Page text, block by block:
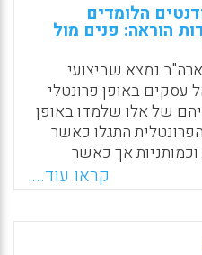
הלומדים
הוראה: פנים מול
נמצא שביצועי
עסקים באופן פרונטלי
של אלו שלמדו באופן
התגלו כאשר
וכמותניות אך כאשר
נמצא יתרון בלמידה
מספר הקורסים
מכללות
איכות הקורסים השתפרה
קראו עוד...